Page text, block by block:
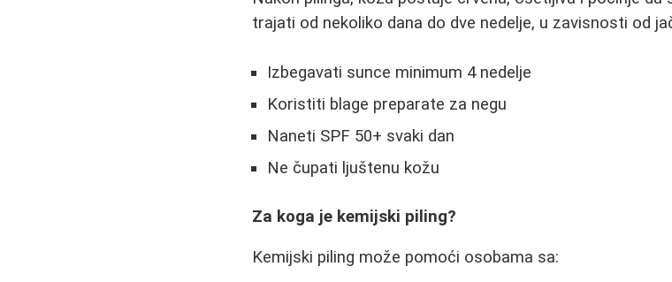
trajati od nekoliko dana do dve nedelje, u zavisnosti od
Izbegavati sunce minimum 4 nedelje
Koristiti blage preparate za negu
Naneti SPF 50+ svaki dan
Ne čupati ljuštenu kožu
Za koga je kemijski piling?
Kemijski piling može pomoći osobama sa: